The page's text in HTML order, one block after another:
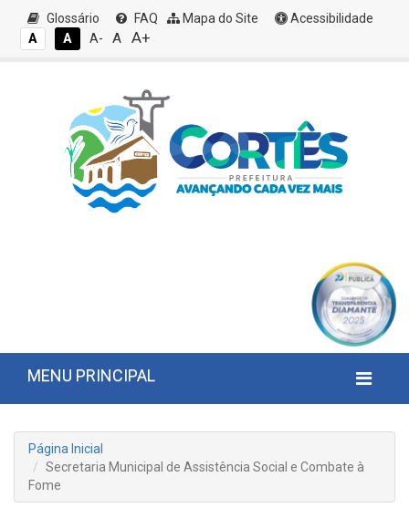
Glossário FAQ Mapa do Site
Acessibilidade
A
A A- A A+
MENU PRINCIPAL
Página Inicial
Secretaria Municipal de Assistência Social e Combate à
Fome